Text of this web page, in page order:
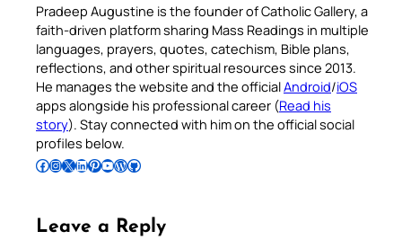
Pradeep Augustine is the founder of Catholic Gallery, a
faith-driven platform sharing Mass Readings in multiple
languages, prayers, quotes, catechism, Bible plans,
reflections, and other spiritual resources since 2013.
He manages the website and the officialAndroid/iOS
apps alongside his professional career (Read his
story). Stay connected with him on the official social
profiles below.
Follow Pradeep on Facebook Follow Pradeep on InstagramFollow Pradeep on X Follow Pradeep on LinkedIn Follow Pradeep on Pinterest Subscribe to Pradeep’s Youtube Channel Follow Pradeep on WordPress Follow Pradeep on GitHub
Leave a Reply